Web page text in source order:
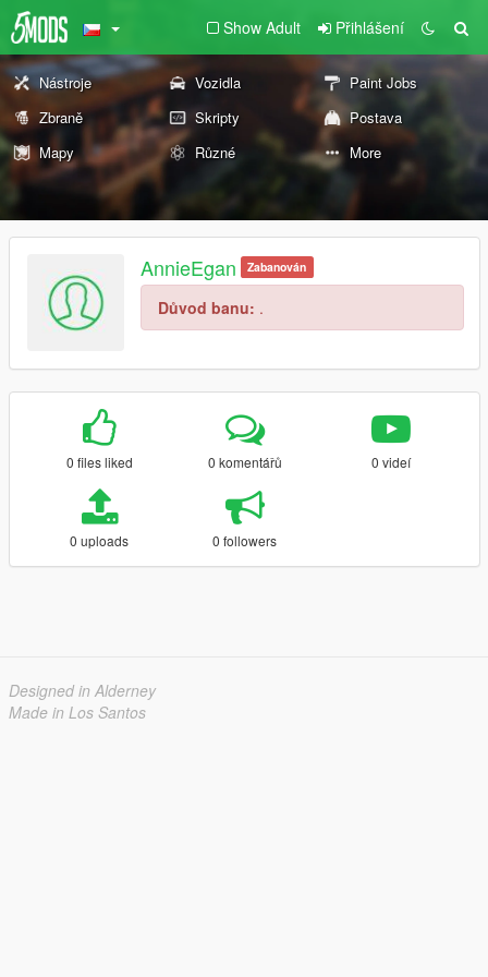
Show Adult Přihlášení
Nástroje Vozidla
Paint Jobs
Zbraně
Skripty
Postava
Mapy
Různé More
AnnieEgan Zabanován
Důvod banu: .
0 files liked 0 komentářů 0 videí
0 uploads 0 followers
Designed in Alderney
Made in Los Santos